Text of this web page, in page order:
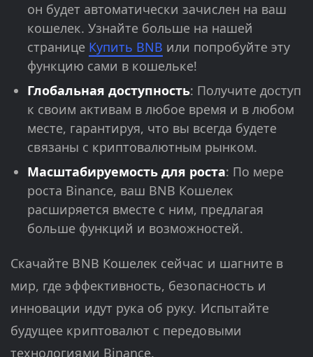
он будет автоматически зачислен на ваш
кошелек. Узнайте больше на нашей
странице Купить BNB или попробуйте эту
функцию сами в кошельке!
Глобальная доступность: Получите доступ
к своим активам в любое время и в любом
месте, гарантируя, что вы всегда будете
связаны с криптовалютным рынком.
Масштабируемость для роста: По мере
роста Binance, ваш BNB Кошелек
расширяется вместе с ним, предлагая
больше функций и возможностей.
Скачайте BNB Кошелек сейчас и шагните в
мир, где эффективность, безопасность и
инновации идут рука об руку. Испытайте
будущее криптовалют с передовыми
технологиями Binance.